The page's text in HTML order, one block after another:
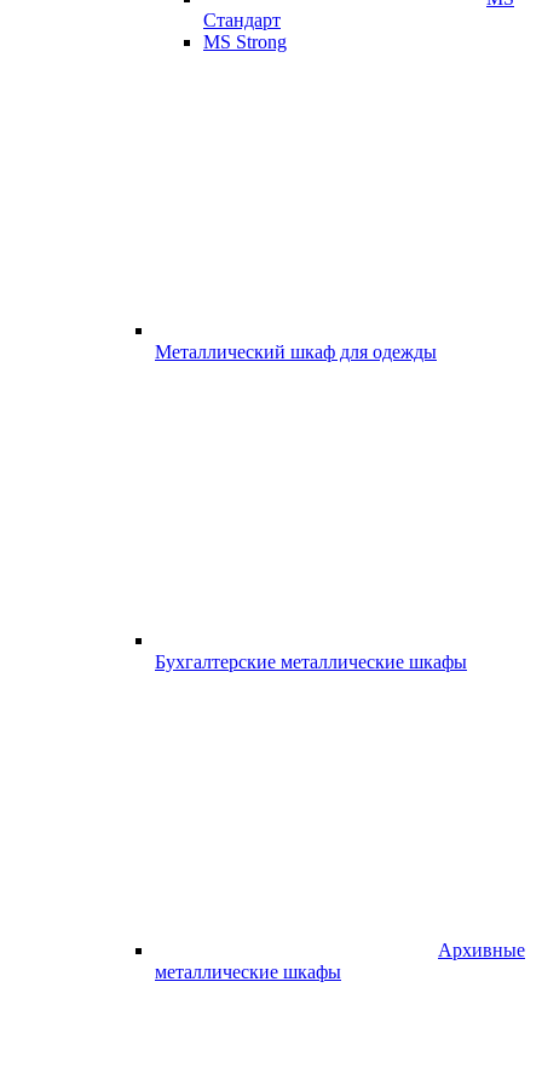
Стандарт
MS Strong
Металлический шкаф для одежды
Бухгалтерские металлические шкафы
Архивные
металлические шкафы